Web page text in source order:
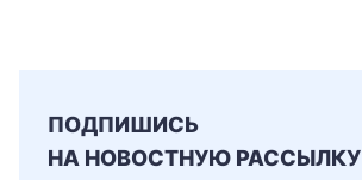
ПОДПИШИСЬ
НА НОВОСТНУЮ РАССЫЛКУ